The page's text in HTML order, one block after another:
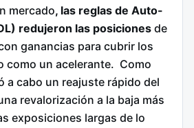
mercado, las reglas de Auto-
redujeron las posiciones de
ganancias para cubrir los
como un acelerante. Como
a cabo un reajuste rápido del
revalorización a la baja más
exposiciones largas de lo